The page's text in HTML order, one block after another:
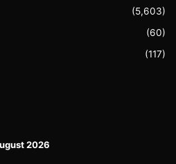
(5,603)
(60)
(117)
2026